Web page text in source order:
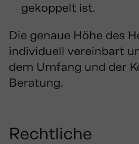
gekoppelt ist.
Die genaue Höhe des
individuell vereinbart
dem Umfang und der
Beratung.
Rechtliche